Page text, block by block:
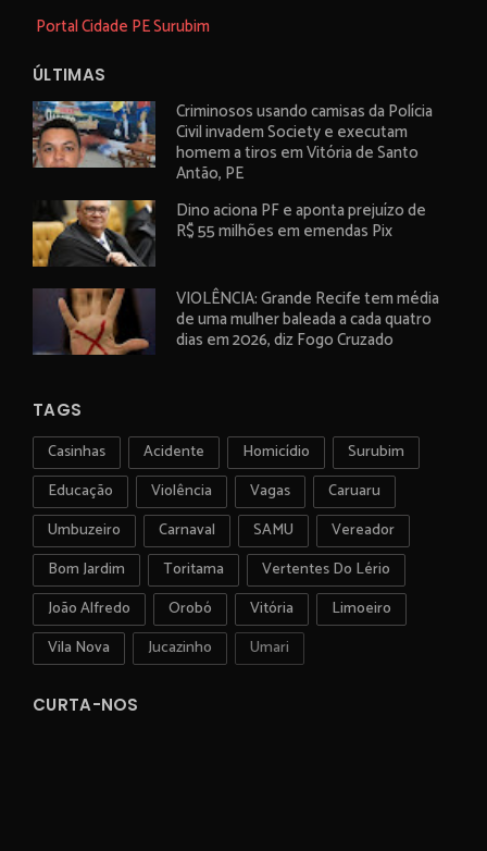
Portal Cidade PE Surubim
ÚLTIMAS
Criminosos usando camisas da Polícia
Civil invadem Society e executam
homem a tiros em Vitória de Santo
Antão, PE
Dino aciona PF e aponta prejuízo de
R$ 55 milhões em emendas Pix
VIOLÊNCIA: Grande Recife tem média
de uma mulher baleada a cada quatro
dias em 2026, diz Fogo Cruzado
TAGS
Casinhas Acidente Homicídio
Surubim
Educação
Violência Vagas
Caruaru
Umbuzeiro
Carnaval SAMU
Vereador
Bom Jardim
Toritama
Vertentes Do Lério
João Alfredo
Orobó Vitória
Limoeiro
Vila Nova
Jucazinho Umari
CURTA-NOS